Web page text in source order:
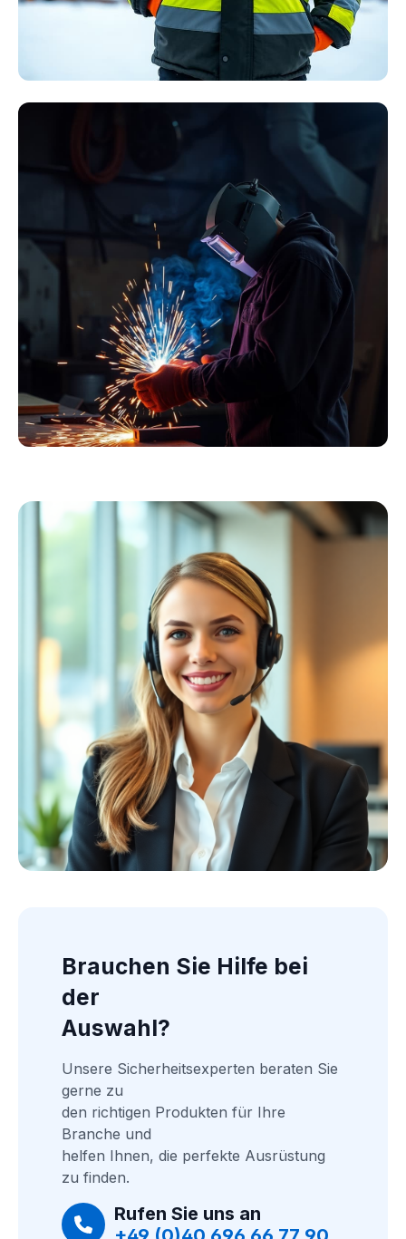
Winter Arbeitskleidung
Essentials
Schweißer
Profiausrüstung
Kollektion ansehen
Brauchen Sie Hilfe bei
der
Auswahl?
Unsere Sicherheitsexperten beraten Sie
gerne zu
den richtigen Produkten für Ihre
Branche und
helfen Ihnen, die perfekte Ausrüstung
zu finden.
Rufen Sie uns an